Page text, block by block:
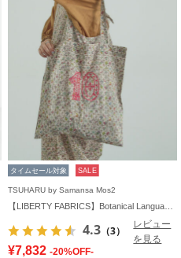
タイムセール対象 SALE
TSUHARU by Samansa Mos2
4.3 （3）
レビュー
を見る
¥7,832 -20%OFF-